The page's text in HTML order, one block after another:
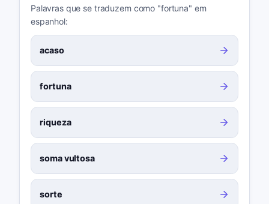
Palavras que se traduzem como "fortuna" em
espanhol:
acaso
fortuna
riqueza
soma vultosa
sorte